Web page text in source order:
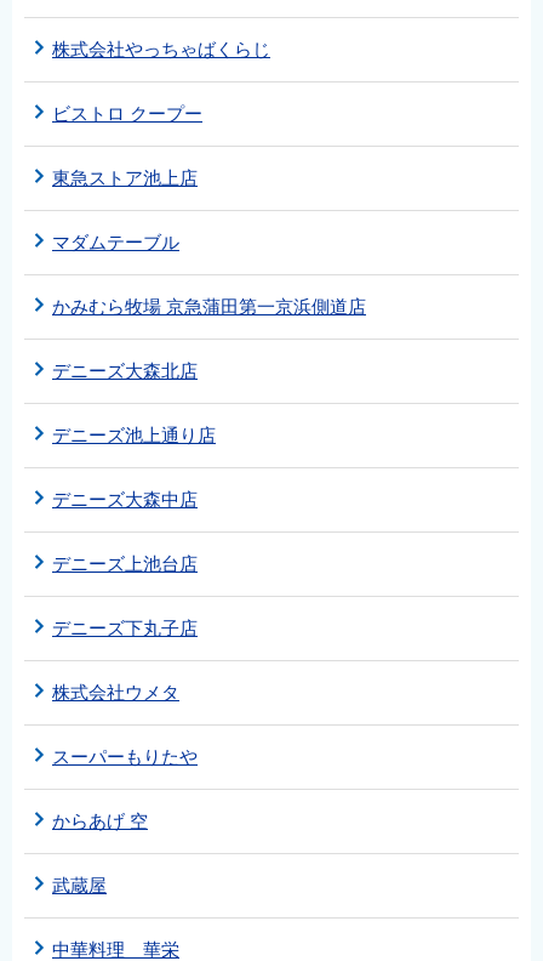
株式会社やっちゃばくらじ
ビストロ クープー
東急ストア池上店
マダムテーブル
かみむら牧場 京急蒲田第一京浜側道店
デニーズ大森北店
デニーズ池上通り店
デニーズ大森中店
デニーズ上池台店
デニーズ下丸子店
株式会社ウメタ
スーパーもりたや
からあげ 空
武蔵屋
中華料理 華栄